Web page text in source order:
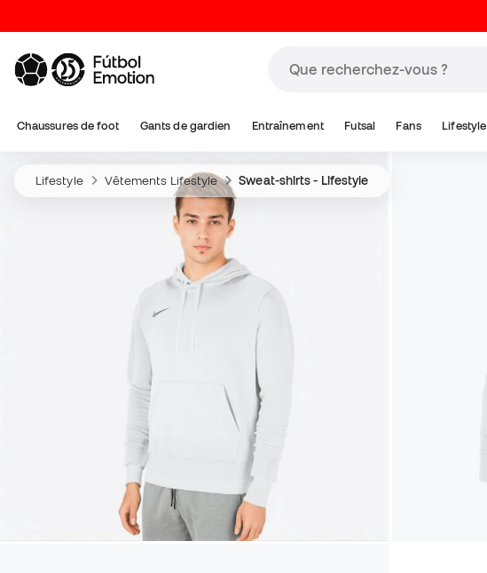
Chaussures de foot Gants de gardien Entraînement Futsal Fans Lifestyle
Lifestyle Vêtements Lifestyle Sweat-shirts - Lifestyle